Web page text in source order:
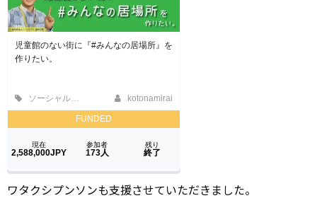
ワタクシプンソンも支援させていただきました。